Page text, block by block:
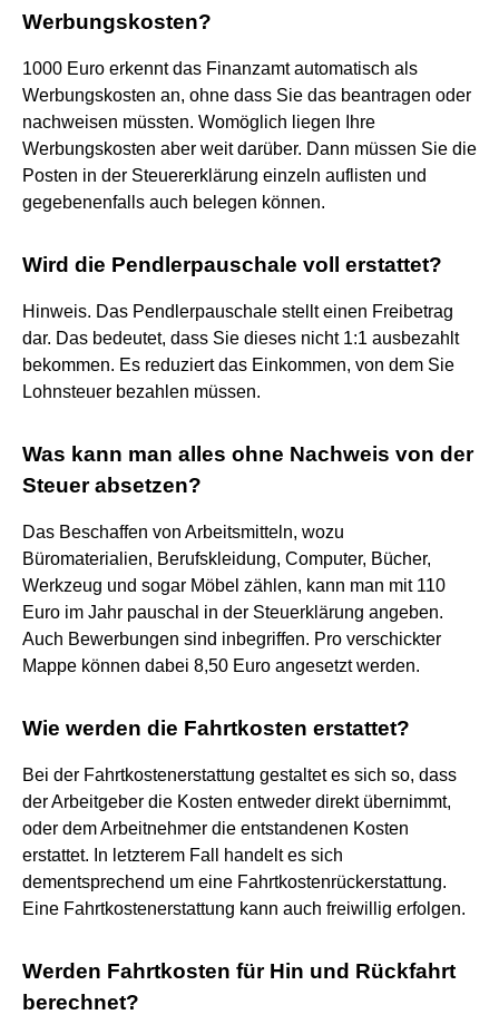
Werbungskosten?
1000 Euro erkennt das Finanzamt automatisch als
Werbungskosten an, ohne dass Sie das beantragen oder
nachweisen müssten. Womöglich liegen Ihre
Werbungskosten aber weit darüber. Dann müssen Sie die
Posten in der Steuererklärung einzeln auflisten und
gegebenenfalls auch belegen können.
Wird die Pendlerpauschale voll erstattet?
Hinweis. Das Pendlerpauschale stellt einen Freibetrag
dar. Das bedeutet, dass Sie dieses nicht 1:1 ausbezahlt
bekommen. Es reduziert das Einkommen, von dem Sie
Lohnsteuer bezahlen müssen.
Was kann man alles ohne Nachweis von der
Steuer absetzen?
Das Beschaffen von Arbeitsmitteln, wozu
Büromaterialien, Berufskleidung, Computer, Bücher,
Werkzeug und sogar Möbel zählen, kann man mit 110
Euro im Jahr pauschal in der Steuerklärung angeben.
Auch Bewerbungen sind inbegriffen. Pro verschickter
Mappe können dabei 8,50 Euro angesetzt werden.
Wie werden die Fahrtkosten erstattet?
Bei der Fahrtkostenerstattung gestaltet es sich so, dass
der Arbeitgeber die Kosten entweder direkt übernimmt,
oder dem Arbeitnehmer die entstandenen Kosten
erstattet. In letzterem Fall handelt es sich
dementsprechend um eine Fahrtkostenrückerstattung.
Eine Fahrtkostenerstattung kann auch freiwillig erfolgen.
Werden Fahrtkosten für Hin und Rückfahrt
berechnet?